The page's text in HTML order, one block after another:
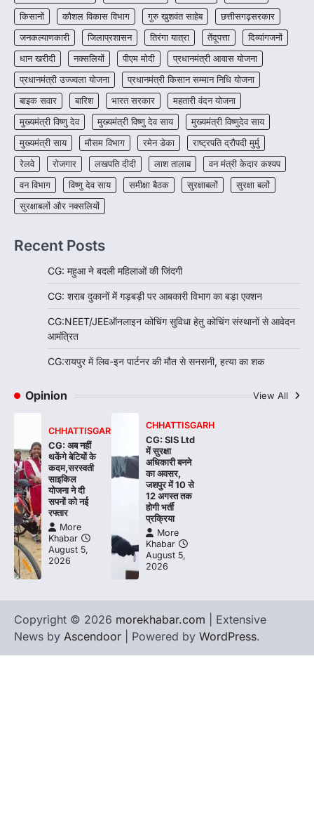
4
CHHATTISGARH
CG:रायपुर में लिव-इन पार्टनर की मौत से
सनसनी, हत्या का शक
More Khabar August 6, 2026
रायपुर। राजधानी रायपुर से एक सनसनीखेज मामला
सामने आया है। मुजगहन थाना क्षेत्र के बोरियाकला…
किसानों
कौशल विकास विभाग गुरु खुशवंत साहेब
छत्तीसगढ़सरकार
जनकल्याणकारी
जिलाप्रशासन तिरंगा यात्रा तेंदूपत्ता
दिव्यांगजनों
धान खरीदी
नक्सलियों पीएम मोदी
प्रधानमंत्री आवास योजना
प्रधानमंत्री उज्ज्वला योजना
प्रधानमंत्री किसान सम्मान निधि योजना
बाइक सवार
बारिश भारत सरकार
महतारी वंदन योजना
मुख्यमंत्री विष्णु देव
मुख्यमंत्री विष्णु देव साय
मुख्यमंत्री विष्णुदेव साय
मुख्यमंत्री साय
मौसम विभाग रमेन डेका
राष्ट्रपति द्रौपदी मुर्मु
रेलवे
रोजगार लखपति दीदी लाश तालाब
वन मंत्री केदार कश्यप
वन विभाग
विष्णु देव साय समीक्षा बैठक सुरक्षाबलों
सुरक्षा बलों
सुरक्षाबलों और नक्सलियों
Recent Posts
CG: महुआ ने बदली महिलाओं की जिंदगी
CG: शराब दुकानों में गड़बड़ी पर आबकारी विभाग का बड़ा एक्शन
CG:NEET/JEEऑनलाइन कोचिंग सुविधा हेतु कोचिंग संस्थानों से आवेदन
आमंत्रित
CG:रायपुर में लिव-इन पार्टनर की मौत से सनसनी, हत्या का शक
Opinion View All
CHHATTISGARH
CG: अब नहीं
थकेंगे बेटियों के
कदम,सरस्वती
साइकिल
योजना ने दी
सपनों को नई
रफ्तार
More
Khabar
August 5,
2026
CHHATTISGARH
CG: SIS Ltd
में सुरक्षा
अधिकारी बनने
का अवसर,
जशपुर में 10 से
12 अगस्त तक
होगी भर्ती
प्रक्रिया
More
Khabar
August 5,
2026
Copyright © 2026 morekhabar.com | Extensive
News by Ascendoor | Powered by WordPress.